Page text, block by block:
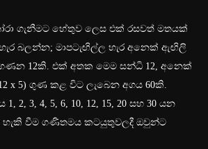
ගැනීමට හේතුව ලෙස එක් රසවත් මතයක්
බලන්න; මාපටැඟිල්ල හැර අනෙක් ඇඟිලි
ගණන 12කි. එක් අතක මෙම සන්ධි 12, අනෙක්
x 5) ගුණ කළ විට ලැබෙන අගය 60කි.
2, 3, 4, 5, 6, 10, 12, 15, 20 සහ 30 යන
හැකි වීම ගණිතමය කටයුතුවලදී ඔවුන්ට